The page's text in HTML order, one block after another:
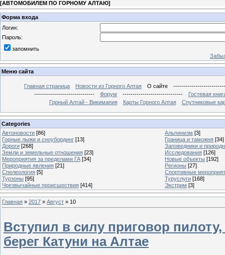
[АВТОМОБИЛЕМ ПО ГОРНОМУ АЛТАЮ]
Форма входа
Логин:
Пароль:
запомнить
Меню сайта
Главная страница Новости из Горного Алтая О сайте
------------------------------
Форум ------------------------------
Гостевая
Горный Алтай - Викимапия
Карты Горного Алтая Спутниковые
Categories
Автоновости [86] Альпинизм [3]
Горные лыжи и сноубординг [13] Граница и таможня [34]
Дороги [268]
Заповедники и
Земли и земельные отношения [23] Исследования [126]
Мероприятия за пределами ГА [34] Новые объекты [192]
Природные явления [21] Регионы [27]
Спелеология [5]
Спортивные
Турзоны [95] Туруслуги [168]
Чрезвычайные происшествия [414] Экстрим [3]
Главная » 2017 » Август » 10
Вступил в силу приговор
берег Катуни на Алтае